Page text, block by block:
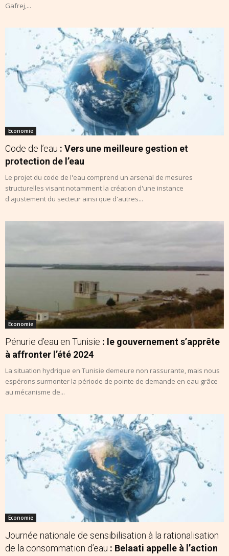
Gafrej,...
Economie
Code de l’eau : Vers une meilleure gestion et
protection de l’eau
Le projet du code de l'eau comprend un arsenal de mesures
structurelles visant notamment la création d'une instance
d'ajustement du secteur ainsi que d'autres...
Economie
Pénurie d’eau en Tunisie : le gouvernement s’apprête
à affronter l’été 2024
La situation hydrique en Tunisie demeure non rassurante, mais nous
espérons surmonter la période de pointe de demande en eau grâce
au mécanisme de...
Economie
Journée nationale de sensibilisation à la rationalisation
de la consommation d’eau : Belaati appelle à l’action